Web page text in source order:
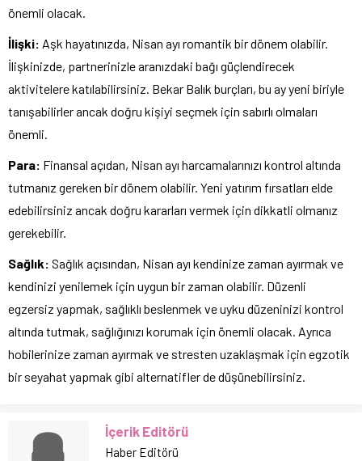
önemli olacak.
İlişki: Aşk hayatınızda, Nisan ayı romantik bir dönem olabilir.
İlişkinizde, partnerinizle aranızdaki bağı güçlendirecek
aktivitelere katılabilirsiniz. Bekar Balık burçları, bu ay yeni biriyle
tanışabilirler ancak doğru kişiyi seçmek için sabırlı olmaları
önemli.
Para: Finansal açıdan, Nisan ayı harcamalarınızı kontrol altında
tutmanız gereken bir dönem olabilir. Yeni yatırım fırsatları elde
edebilirsiniz ancak doğru kararları vermek için dikkatli olmanız
gerekebilir.
Sağlık: Sağlık açısından, Nisan ayı kendinize zaman ayırmak ve
kendinizi yenilemek için uygun bir zaman olabilir. Düzenli
egzersiz yapmak, sağlıklı beslenmek ve uyku düzeninizi kontrol
altında tutmak, sağlığınızı korumak için önemli olacak. Ayrıca
hobilerinize zaman ayırmak ve stresten uzaklaşmak için egzotik
bir seyahat yapmak gibi alternatifler de düşünebilirsiniz.
İçerik Editörü
Haber Editörü